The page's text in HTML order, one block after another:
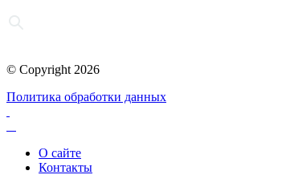
© Copyright 2026
Политика обработки данных
О сайте
Контакты